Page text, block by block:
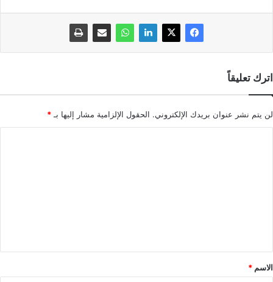
اترك تعليقاً
لن يتم نشر عنوان بريدك الإلكتروني. الحقول الإلزامية مشار إليها بـ *
*
الاسم *